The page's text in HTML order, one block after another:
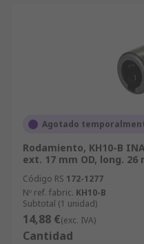
Agotado
Rodamiento, KH10-B
ext. 17 mm OD, long. 26
Código RS 172-1277
Nº ref. fabric. KH10-B
Subtotal (1 unidad)
14,88 €(exc. IVA)
Cantidad